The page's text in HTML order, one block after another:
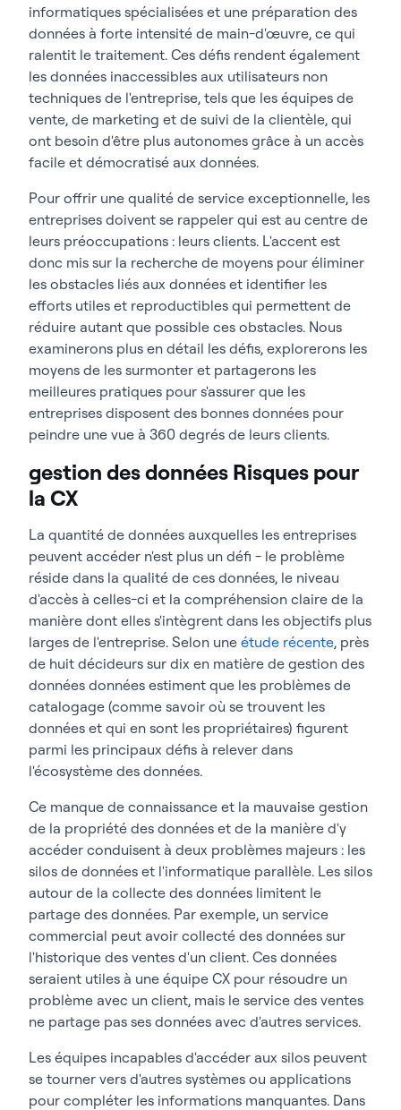
informatiques spécialisées et une préparation des
données à forte intensité de main-d'œuvre, ce qui
ralentit le traitement. Ces défis rendent également
les données inaccessibles aux utilisateurs non
techniques de l'entreprise, tels que les équipes de
vente, de marketing et de suivi de la clientèle, qui
ont besoin d'être plus autonomes grâce à un accès
facile et démocratisé aux données.
Pour offrir une qualité de service exceptionnelle, les
entreprises doivent se rappeler qui est au centre de
leurs préoccupations : leurs clients. L'accent est
donc mis sur la recherche de moyens pour éliminer
les obstacles liés aux données et identifier les
efforts utiles et reproductibles qui permettent de
réduire autant que possible ces obstacles. Nous
examinerons plus en détail les défis, explorerons les
moyens de les surmonter et partagerons les
meilleures pratiques pour s'assurer que les
entreprises disposent des bonnes données pour
peindre une vue à 360 degrés de leurs clients.
gestion des données Risques pour
la CX
La quantité de données auxquelles les entreprises
peuvent accéder n'est plus un défi - le problème
réside dans la qualité de ces données, le niveau
d'accès à celles-ci et la compréhension claire de la
manière dont elles s'intègrent dans les objectifs plus
larges de l'entreprise. Selon une étude récente, près
de huit décideurs sur dix en matière de gestion des
données données estiment que les problèmes de
catalogage (comme savoir où se trouvent les
données et qui en sont les propriétaires) figurent
parmi les principaux défis à relever dans
l'écosystème des données.
Ce manque de connaissance et la mauvaise gestion
de la propriété des données et de la manière d'y
accéder conduisent à deux problèmes majeurs : les
silos de données et l'informatique parallèle. Les silos
autour de la collecte des données limitent le
partage des données. Par exemple, un service
commercial peut avoir collecté des données sur
l'historique des ventes d'un client. Ces données
seraient utiles à une équipe CX pour résoudre un
problème avec un client, mais le service des ventes
ne partage pas ses données avec d'autres services.
Les équipes incapables d'accéder aux silos peuvent
se tourner vers d'autres systèmes ou applications
pour compléter les informations manquantes. Dans